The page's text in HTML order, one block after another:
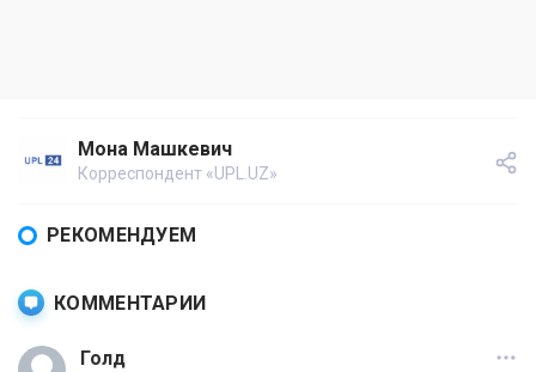
Мона Машкевич
Корреспондент «UPL.UZ»
РЕКОМЕНДУЕМ
КОММЕНТАРИИ
Голд